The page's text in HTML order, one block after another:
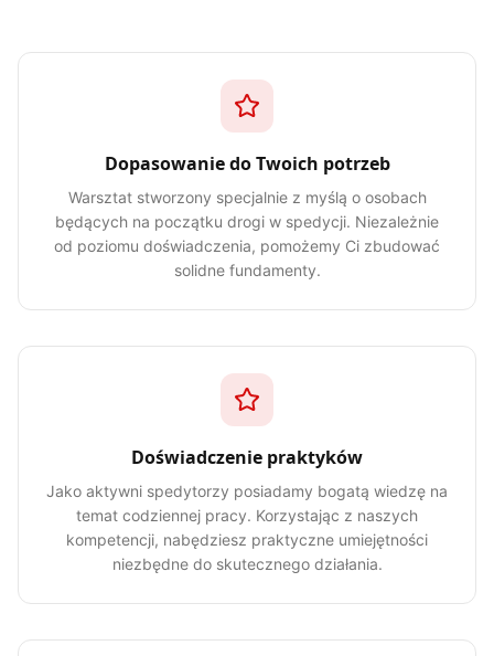
Dopasowanie do Twoich potrzeb
Warsztat stworzony specjalnie z myślą o osobach
będących na początku drogi w spedycji. Niezależnie
od poziomu doświadczenia, pomożemy Ci zbudować
solidne fundamenty.
Doświadczenie praktyków
Jako aktywni spedytorzy posiadamy bogatą wiedzę na
temat codziennej pracy. Korzystając z naszych
kompetencji, nabędziesz praktyczne umiejętności
niezbędne do skutecznego działania.